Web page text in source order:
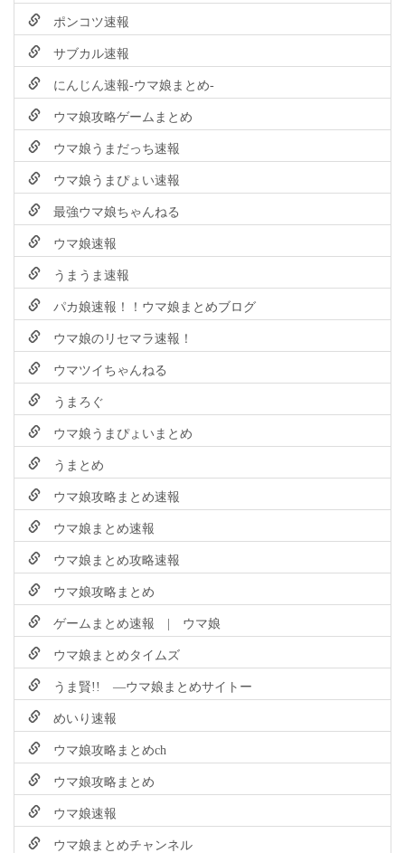
ポンコツ速報
サブカル速報
にんじん速報-ウマ娘まとめ-
ウマ娘攻略ゲームまとめ
ウマ娘うまだっち速報
ウマ娘うまぴょい速報
最強ウマ娘ちゃんねる
ウマ娘速報
うまうま速報
パカ娘速報！！ウマ娘まとめブログ
ウマ娘のリセマラ速報！
ウマツイちゃんねる
うまろぐ
ウマ娘うまぴょいまとめ
うまとめ
ウマ娘攻略まとめ速報
ウマ娘まとめ速報
ウマ娘まとめ攻略速報
ウマ娘攻略まとめ
ゲームまとめ速報 | ウマ娘
ウマ娘まとめタイムズ
うま賢!! ―ウマ娘まとめサイトー
めいり速報
ウマ娘攻略まとめch
ウマ娘攻略まとめ
ウマ娘速報
ウマ娘まとめチャンネル